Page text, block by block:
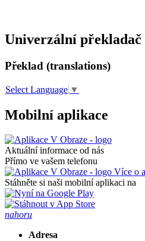
Univerzální překladač
Překlad (translations)
Select Language ▼
Mobilní aplikace
Aktuální informace od nás
Přímo ve vašem telefonu
Více o
Stáhněte si naši mobilní aplikaci na
nahoru
Adresa